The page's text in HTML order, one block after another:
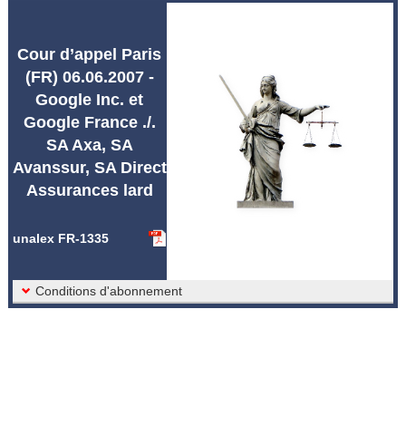
Cour d’appel Paris
(FR) 06.06.2007 -
Google Inc. et
Google France ./.
SA Axa, SA
Avanssur, SA Direct
Assurances lard
unalex FR-1335
Conditions d'abonnement